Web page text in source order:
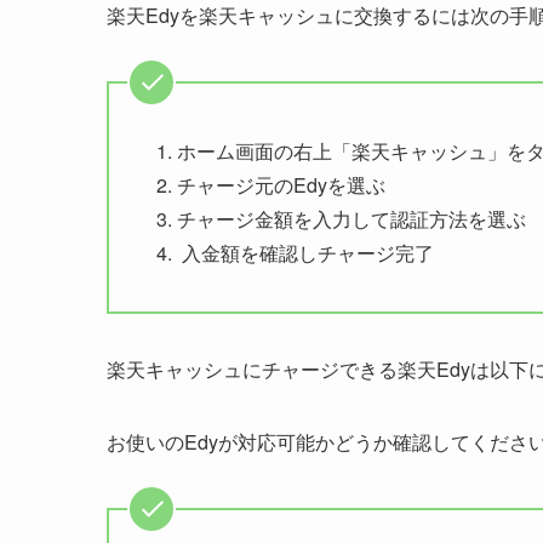
楽天Edyを楽天キャッシュに交換するには次の手
ホーム画面の右上「楽天キャッシュ」を
チャージ元のEdyを選ぶ
チャージ金額を入力して認証方法を選ぶ
入金額を確認しチャージ完了
楽天キャッシュにチャージできる楽天Edyは以下
お使いのEdyが対応可能かどうか確認してくださ